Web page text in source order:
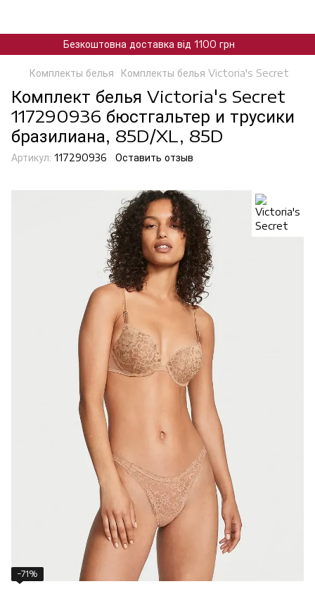
Безкоштовна доставка від 1100 грн
Комплекты белья Комплекты белья Victoria's Secret
Комплект белья Victoria's Secret
117290936 бюстгальтер и трусики
бразилиана, 85D/XL, 85D
Артикул: 117290936 Оставить отзыв
−71%